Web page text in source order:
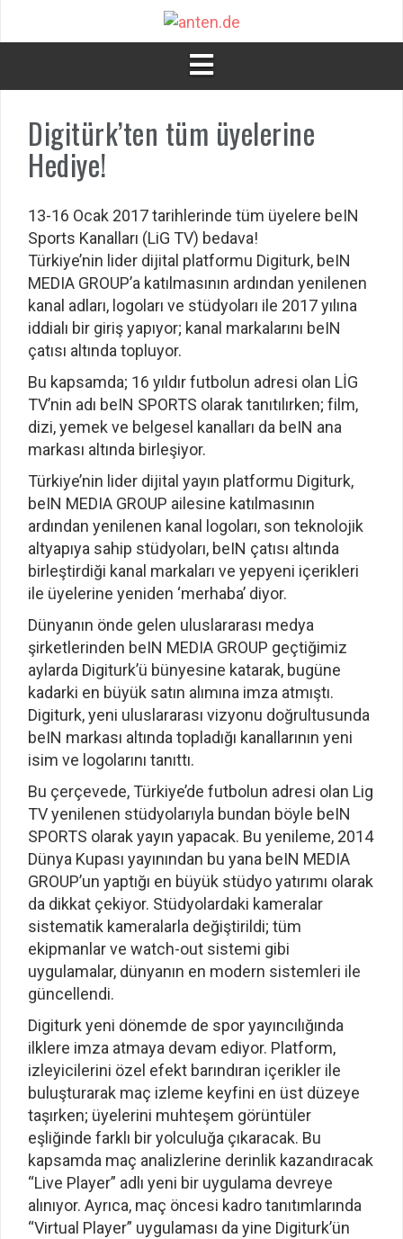
Digitürk’ten tüm üyelerine
Hediye!
13-16 Ocak 2017 tarihlerinde tüm üyelere beIN
Sports Kanalları (LiG TV) bedava!
Türkiye’nin lider dijital platformu Digiturk, beIN
MEDIA GROUP’a katılmasının ardından yenilenen
kanal adları, logoları ve stüdyoları ile 2017 yılına
iddialı bir giriş yapıyor; kanal markalarını beIN
çatısı altında topluyor.
Bu kapsamda; 16 yıldır futbolun adresi olan LİG
TV’nin adı beIN SPORTS olarak tanıtılırken; film,
dizi, yemek ve belgesel kanalları da beIN ana
markası altında birleşiyor.
Türkiye’nin lider dijital yayın platformu Digiturk,
beIN MEDIA GROUP ailesine katılmasının
ardından yenilenen kanal logoları, son teknolojik
altyapıya sahip stüdyoları, beIN çatısı altında
birleştirdiği kanal markaları ve yepyeni içerikleri
ile üyelerine yeniden ‘merhaba’ diyor.
Dünyanın önde gelen uluslararası medya
şirketlerinden beIN MEDIA GROUP geçtiğimiz
aylarda Digiturk’ü bünyesine katarak, bugüne
kadarki en büyük satın alımına imza atmıştı.
Digiturk, yeni uluslararası vizyonu doğrultusunda
beIN markası altında topladığı kanallarının yeni
isim ve logolarını tanıttı.
Bu çerçevede, Türkiye’de futbolun adresi olan Lig
TV yenilenen stüdyolarıyla bundan böyle beIN
SPORTS olarak yayın yapacak. Bu yenileme, 2014
Dünya Kupası yayınından bu yana beIN MEDIA
GROUP’un yaptığı en büyük stüdyo yatırımı olarak
da dikkat çekiyor. Stüdyolardaki kameralar
sistematik kameralarla değiştirildi; tüm
ekipmanlar ve watch-out sistemi gibi
uygulamalar, dünyanın en modern sistemleri ile
güncellendi.
Digiturk yeni dönemde de spor yayıncılığında
ilklere imza atmaya devam ediyor. Platform,
izleyicilerini özel efekt barındıran içerikler ile
buluşturarak maç izleme keyfini en üst düzeye
taşırken; üyelerini muhteşem görüntüler
eşliğinde farklı bir yolculuğa çıkaracak. Bu
kapsamda maç analizlerine derinlik kazandıracak
“Live Player” adlı yeni bir uygulama devreye
alınıyor. Ayrıca, maç öncesi kadro tanıtımlarında
“Virtual Player” uygulaması da yine Digiturk’ün